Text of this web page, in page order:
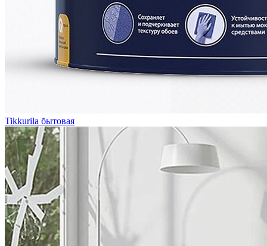
Tikkurila бытовая